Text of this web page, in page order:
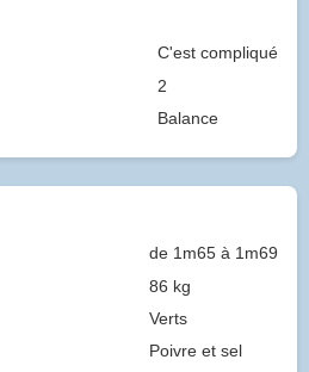
C'est compliqué
2
Balance
de 1m65 à 1m69
86 kg
Verts
Poivre et sel